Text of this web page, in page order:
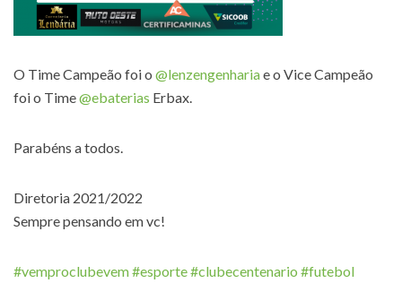
O Time Campeão foi o @lenzengenhariae o Vice Campeão
foi o Time@ebaterias Erbax.
Parabéns a todos.
Diretoria 2021/2022
Sempre pensando em vc!
#vemproclubevem#esporte#clubecentenario #futebol